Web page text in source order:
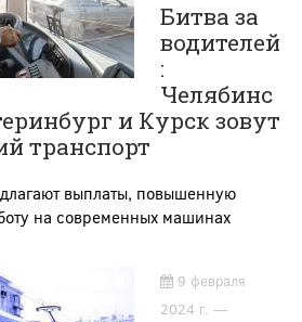
Битва за
водителей
:
Челябинс
и Курск зовут
транспорт
выплаты, повышенную
на современных машинах
9 февраля
2024 г. —